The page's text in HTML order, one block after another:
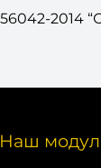
Наш